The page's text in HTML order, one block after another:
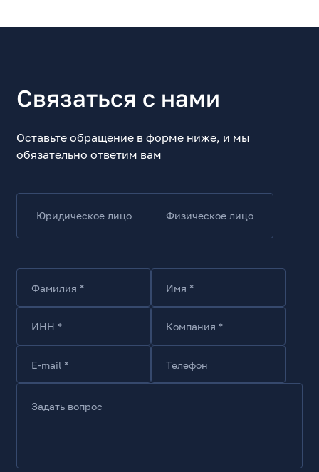
Связаться с нами
Оставьте обращение в форме ниже, и мы
обязательно ответим вам
Юридическое лицо Физическое лицо
Фамилия * Имя *
ИНН * Компания *
E-mail * Телефон
Задать вопрос